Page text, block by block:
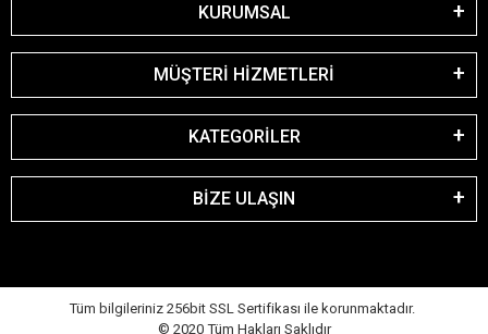
KURUMSAL
MÜŞTERİ HİZMETLERİ
KATEGORİLER
BİZE ULAŞIN
Tüm bilgileriniz 256bit SSL Sertifikası ile korunmaktadır.
© 2020 Tüm Hakları Saklıdır